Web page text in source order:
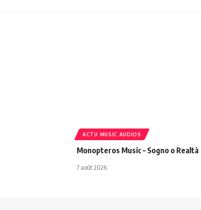
ACTU MUSIC AUDIOS
Monopteros Music – Sogno o Realtà
7 août 2026